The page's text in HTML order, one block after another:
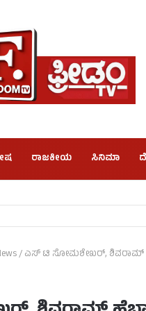
ರಾಜಕೀಯ ಸಿನಿಮಾ
/ಎಸ್​ ಟಿ ಸೋಮಶೇಖರ್​, ಶಿವರಾಮ್